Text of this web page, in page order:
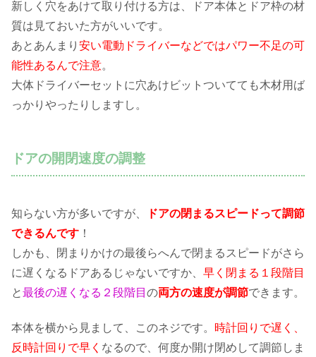
新しく穴をあけて取り付ける方は、ドア本体とドア枠の材
質は見ておいた方がいいです。
あとあんまり 安い電動ドライバーなどではパワー不足の可
能性あるんで注意。
大体ドライバーセットに穴あけビットついてても木材用ば
っかりやったりしますし。
ドアの開閉速度の調整
知らない方が多いですが、
ドアの閉まるスピードって調節
できるんです ！
しかも、閉まりかけの最後らへんで閉まるスピードがさら
に遅くなるドアあるじゃないですか、 早く閉まる１段階目
と最後の遅くなる２段階目 の両方の速度が調節できます。
本体を横から見まして、このネジです。 時計回りで遅く、
反時計回りで早く なるので、何度か開け閉めして調節しま